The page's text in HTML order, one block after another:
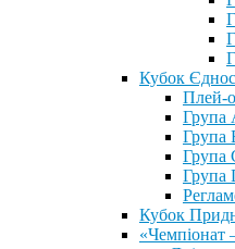
Кубок
Плей-
Група
Група
Група
Група
Кубок